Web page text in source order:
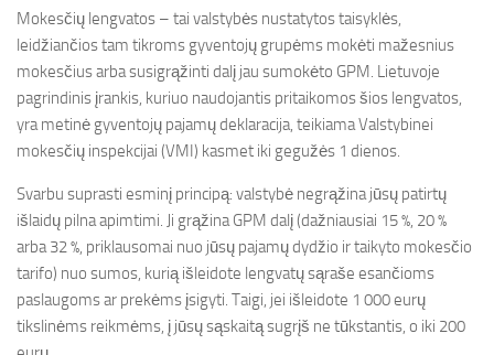
Mokesčių lengvatos – tai valstybės nustatytos taisyklės,
leidžiančios tam tikroms gyventojų grupėms mokėti mažesnius
mokesčius arba susigrąžinti dalį jau sumokėto GPM. Lietuvoje
pagrindinis įrankis, kuriuo naudojantis pritaikomos šios lengvatos,
yra metinė gyventojų pajamų deklaracija, teikiama Valstybinei
mokesčių inspekcijai (VMI) kasmet iki gegužės 1 dienos.
Svarbu suprasti esminį principą: valstybė negrąžina jūsų patirtų
išlaidų pilna apimtimi. Ji grąžina GPM dalį (dažniausiai 15 %, 20 %
arba 32 %, priklausomai nuo jūsų pajamų dydžio ir taikyto mokesčio
tarifo) nuo sumos, kurią išleidote lengvatų sąraše esančioms
paslaugoms ar prekėms įsigyti. Taigi, jei išleidote 1 000 eurų
tikslinėms reikmėms, į jūsų sąskaitą sugrįš ne tūkstantis, o iki 200